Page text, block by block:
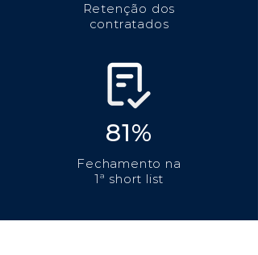
Retenção dos
contratados
81%
Fechamento na
1ª short list